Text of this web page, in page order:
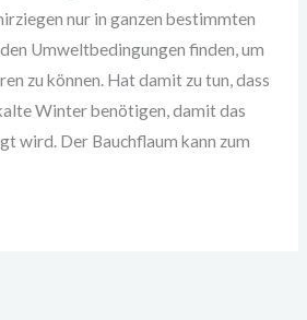
nur in ganzen bestimmten
Umweltbedingungen finden, um
zu können. Hat damit zu tun, dass
Winter benötigen, damit das
wird. Der Bauchflaum kann zum